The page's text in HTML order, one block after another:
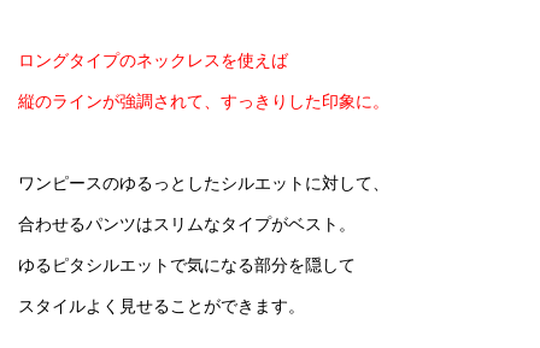
ロングタイプのネックレスを使えば
縦のラインが強調されて、すっきりした印象に。
ワンピースのゆるっとしたシルエットに対して、
合わせるパンツはスリムなタイプがベスト。
ゆるピタシルエットで気になる部分を隠して
スタイルよく見せることができます。